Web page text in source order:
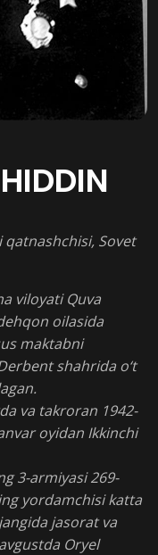
Sovet
viloyati Quva
oilasida
maktabni
shahrida o‘t
va takroran 1942-
oyidan Ikkinchi
3-armiyasi 269-
yordamchisi katta
jasorat va
Oryel